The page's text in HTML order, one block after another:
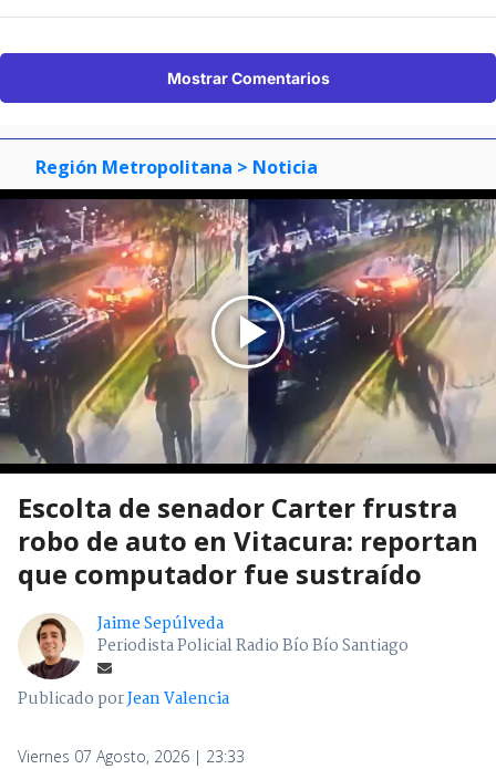
Mostrar Comentarios
Región Metropolitana > Noticia
Escolta de senador Carter frustra
robo de auto en Vitacura: reportan
que computador fue sustraído
Jaime Sepúlveda
Periodista Policial Radio Bío Bío Santiago
Publicado porJean Valencia
Viernes 07 Agosto, 2026 | 23:33